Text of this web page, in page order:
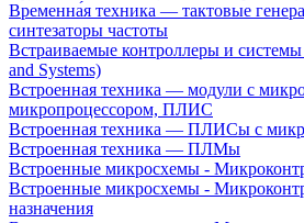
Временна́я техника — тактовые
синтезаторы частоты
Встраиваемые контроллеры и
and Systems)
Встроенная техника — модули с
микропроцессором, ПЛИС
Встроенная техника — ПЛИСы с
Встроенная техника — ПЛМы
Встроенные микросхемы -
Встроенные микросхемы -
назначения